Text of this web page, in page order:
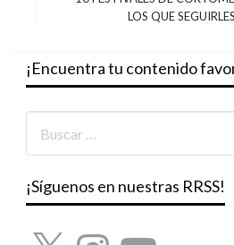
LOS QUE
¡Encuentra tu contenido
¡Síguenos en nuestras RRSS!
X InstagramYouTube